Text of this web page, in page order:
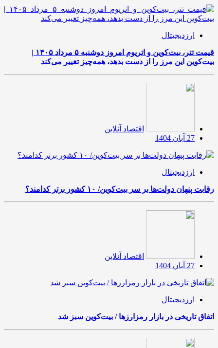
ارزدیجیتال
قیمت تتر، بیت‌کوین و اتریوم امروز دوشنبه ۵ مرداد ۱۴۰۵ |
بیت‌کوین این مرز را از دست بدهد، همه‌چیز تغییر می‌کند
اقتصاد آنلاین
27 آبان 1404
ارزدیجیتال
رقابت پنهان دولت‌ها بر سر بیت‌کوین/ ۱۰ کشور برتر کدامند؟
اقتصاد آنلاین
27 آبان 1404
ارزدیجیتال
اتفاق تاریخی در بازار رمزارزها / بیت‌کوین سبز شد